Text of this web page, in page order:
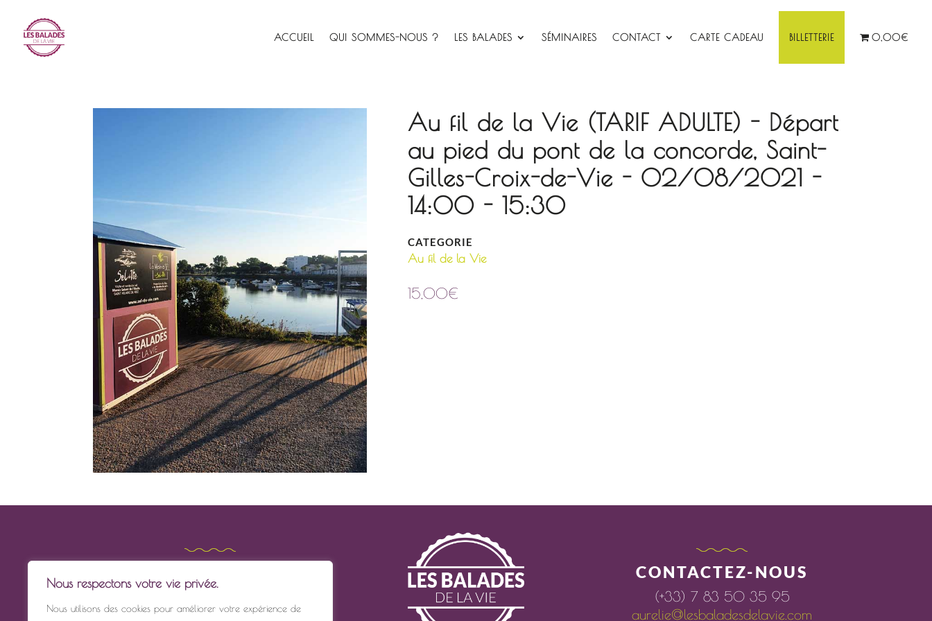
Nous respectons votre vie privée.
Nous utilisons des cookies pour améliorer votre expérience de
ACCUEIL QUI SOMMES-NOUS ? LES BALADES SÉMINAIRES CONTACT CARTE CADEAU BILLETTERIE 0,00€
Au fil de la Vie (TARIF ADULTE) - Départ
au pied du pont de la concorde, Saint-
Gilles-Croix-de-Vie - 02/08/2021 -
14:00 - 15:30
CATEGORIE
Au fil de la Vie
15,00€
Cabane Les Balades de la Vie
CONTACTEZ-NOUS
(+33) 7 83 50 35 95
aurelie@lesbaladesdelavie.com